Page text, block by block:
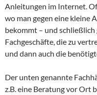
Anleitungen im Internet.
wo man gegen eine kleine
bekommt – und
Fachgeschäfte, die zu
und dann auch die
Der unten genannte
z.B. eine Beratung vor Ort